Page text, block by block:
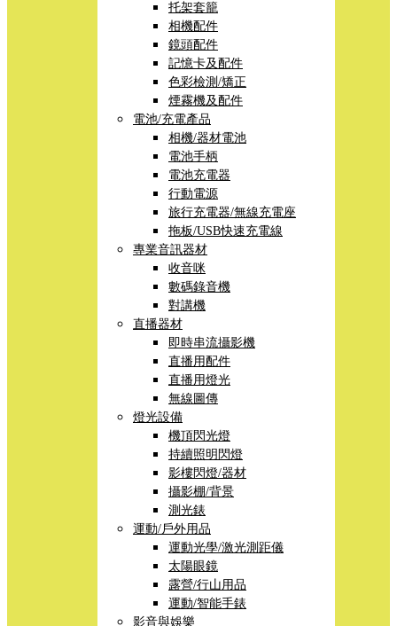
托架套籠
相機配件
鏡頭配件
記憶卡及配件
色彩檢測/矯正
煙霧機及配件
電池/充電產品
相機/器材電池
電池手柄
電池充電器
行動電源
旅行充電器/無線充電座
拖板/USB快速充電線
專業音訊器材
收音咪
數碼錄音機
對講機
直播器材
即時串流攝影機
直播用配件
直播用燈光
無線圖傳
燈光設備
機頂閃光燈
持續照明閃燈
影樓閃燈/器材
攝影棚/背景
測光錶
運動/戶外用品
運動光學/激光測距儀
太陽眼鏡
露營/行山用品
運動/智能手錶
影音與娛樂